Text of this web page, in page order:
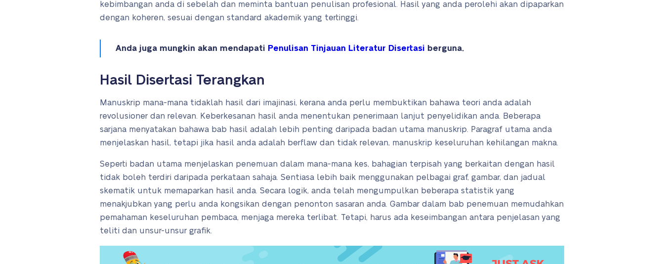
kebimbangan anda di sebelah dan meminta bantuan penulisan profesional. Hasil yang anda perolehi akan dipaparkan
dengan koheren, sesuai dengan standard akademik yang tertinggi.
Anda juga mungkin akan mendapati Penulisan Tinjauan Literatur Disertasi berguna.
Hasil Disertasi Terangkan
Manuskrip mana-mana tidaklah hasil dari imajinasi, kerana anda perlu membuktikan bahawa teori anda adalah
revolusioner dan relevan. Keberkesanan hasil anda menentukan penerimaan lanjut penyelidikan anda. Beberapa
sarjana menyatakan bahawa bab hasil adalah lebih penting daripada badan utama manuskrip. Paragraf utama anda
menjelaskan hasil, tetapi jika hasil anda adalah berflaw dan tidak relevan, manuskrip keseluruhan kehilangan makna.
Seperti badan utama menjelaskan penemuan dalam mana-mana kes, bahagian terpisah yang berkaitan dengan hasil
tidak boleh terdiri daripada perkataan sahaja. Sentiasa lebih baik menggunakan pelbagai graf, gambar, dan jadual
skematik untuk memaparkan hasil anda. Secara logik, anda telah mengumpulkan beberapa statistik yang
menakjubkan yang perlu anda kongsikan dengan penonton sasaran anda. Gambar dalam bab penemuan memudahkan
pemahaman keseluruhan pembaca, menjaga mereka terlibat. Tetapi, harus ada keseimbangan antara penjelasan yang
teliti dan unsur-unsur grafik.